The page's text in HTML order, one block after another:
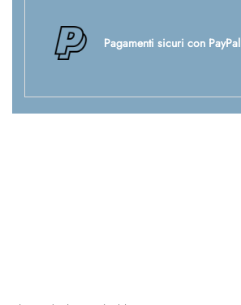
Pagamenti sicuri con PayPal